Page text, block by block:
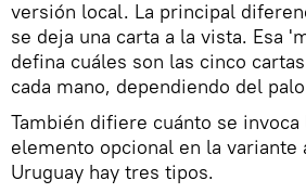
versión local. La principal
se deja una carta a la vista. Esa
defina cuáles son las cinco
cada mano, dependiendo del
También difiere cuánto se
elemento opcional en la variante
Uruguay hay tres tipos.